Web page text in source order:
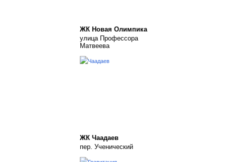
ЖК Новая Олимпика
улица Профессора
Матвеева
ЖК Чаадаев
пер. Ученический